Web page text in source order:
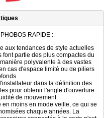
RAPIDE :
aux tendances de style actuelles
partie des plus compactes du
polyvalente à des vastes
cas d'espace limité ou de piliers
dans la définition des
pour obtenir l'angle d'ouverture
de mouvement
moins en mode veille, ce qui se
chaque années. La